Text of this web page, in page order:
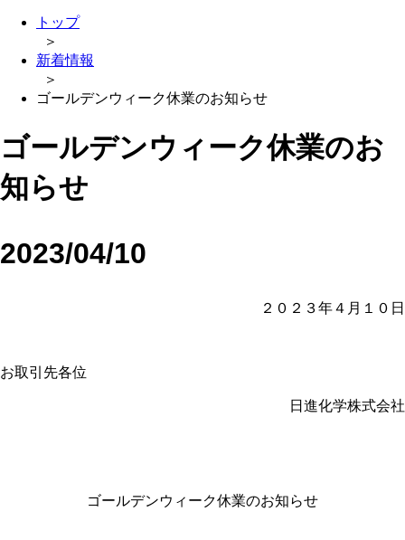
トップ
＞
新着情報
＞
ゴールデンウィーク休業のお知らせ
ゴールデンウィーク休業のお
知らせ
2023/04/10
２０２３年４月１０日
お取引先各位
日進化学株式会社
ゴールデンウィーク休業のお知らせ